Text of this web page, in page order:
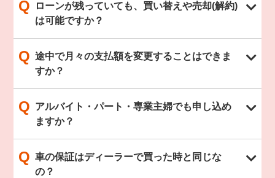
Q
ローンが残っていても、買い替えや売却(解約)
は可能ですか？
Q 途中で月々の支払額を変更することはできま
すか？
Q アルバイト・パート・専業主婦でも申し込め
ますか？
Q 車の保証はディーラーで買った時と同じな
の？